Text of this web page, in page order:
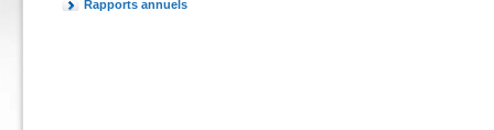
Rapports annuels